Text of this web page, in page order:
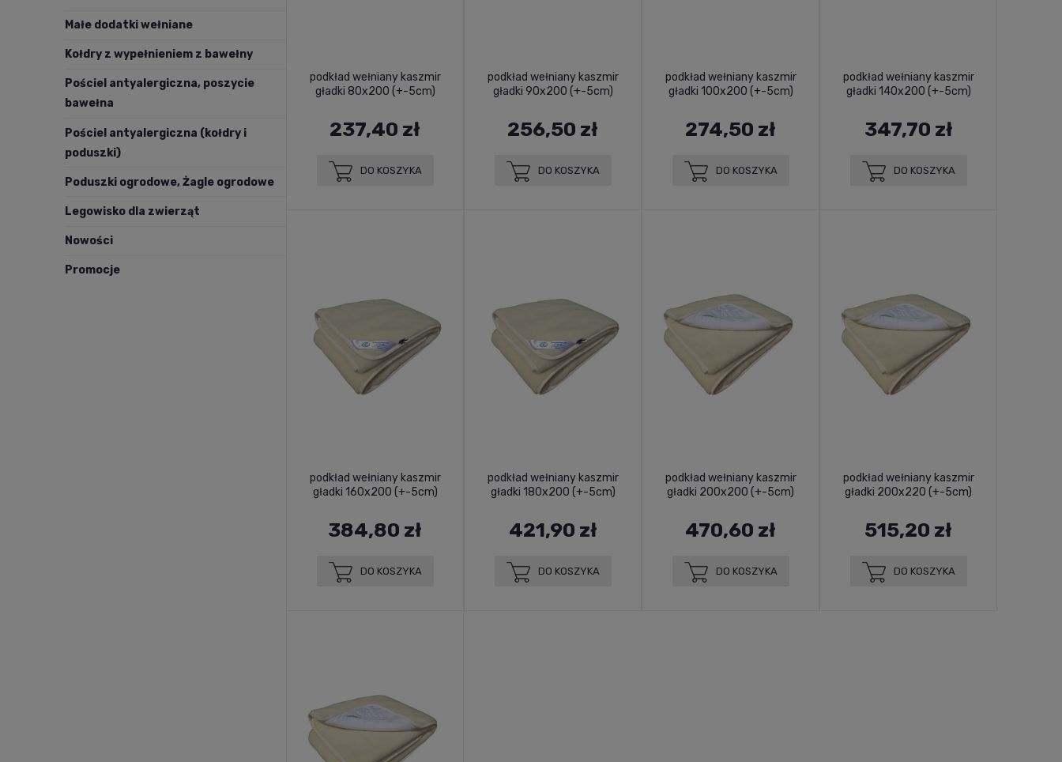
Małe dodatki wełniane
Kołdry z wypełnieniem z bawełny
Pościel antyalergiczna, poszycie
bawełna
Pościel antyalergiczna (kołdry i
poduszki)
Poduszki ogrodowe, Żagle ogrodowe
Legowisko dla zwierząt
Nowości
Promocje
podkład wełniany kaszmir
gładki 80x200 (+-5cm)
237,40 zł
DO KOSZYKA
podkład wełniany kaszmir
gładki 90x200 (+-5cm)
256,50 zł
DO KOSZYKA
podkład wełniany kaszmir
gładki 100x200 (+-5cm)
274,50 zł
DO KOSZYKA
podkład wełniany kaszmir
gładki 140x200 (+-5cm)
347,70 zł
DO KOSZYKA
podkład wełniany kaszmir
gładki 160x200 (+-5cm)
384,80 zł
DO KOSZYKA
podkład wełniany kaszmir
gładki 180x200 (+-5cm)
421,90 zł
DO KOSZYKA
podkład wełniany kaszmir
gładki 200x200 (+-5cm)
470,60 zł
DO KOSZYKA
podkład wełniany kaszmir
gładki 200x220 (+-5cm)
515,20 zł
DO KOSZYKA